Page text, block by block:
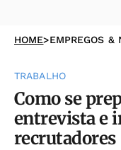
HOME>EMPREGOS &
TRABALHO
Como se
entrevista e
recrutadores